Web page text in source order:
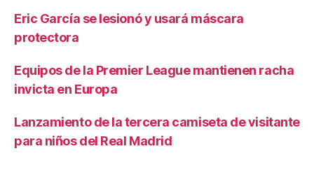
Eric García se lesionó y usará máscara
protectora
Equipos de la Premier League mantienen racha
invicta en Europa
Lanzamiento de la tercera camiseta de visitante
para niños del Real Madrid